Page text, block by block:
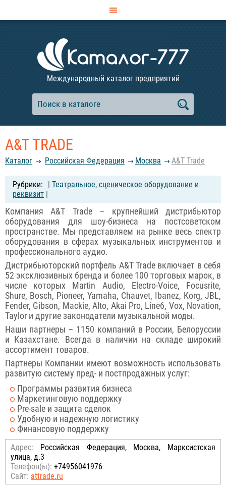
Международный каталог предприятий
A&T TRADE
Каталог Российcкая Федерация Москва A&T Trade
| Театральное, сценическое оборудование и
реквизит |
Компания A&T Trade – крупнейший дистрибьютор
оборудования для шоу-бизнеса на постсоветском
пространстве. Мы представляем на рынке весь спектр
оборудования в сферах музыкальных инструментов и
профессионального аудио.
Дистрибьюторский портфель A&T Trade включает в себя
52 эксклюзивных бренда и более 100 торговых марок, в
числе которых Martin Audio, Electro-Voice, Focusrite,
Shure, Bosch, Pioneer, Yamaha, Chauvet, Ibanez, Korg, JBL,
Fender, Gibson, Mackie, Alto, Akai Pro, Line6, Vox, Novation,
Taylor и другие законодатели музыкальной моды.
Наши партнеры – 1150 компаний в России, Белоруссии
и Казахстане. Всегда в наличии на складе широкий
ассортимент товаров.
Партнеры Компании имеют возможность использовать
развитую систему пред- и постпродажных услуг:
Программы развития бизнеса
Маркетинговую поддержку
Pre-sale и защита сделок
Удобную и надежную логистику
Финансовую поддержку
Адрес: Российcкая Федерация, Москва, Марксистская
улица, д.3
Телефон(ы): +74956041976
Сайт: attrade.ru